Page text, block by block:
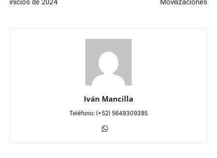
inicios de 2024 Movilizaciones
Iván Mancilla
Teléfono: (+52) 5649309385